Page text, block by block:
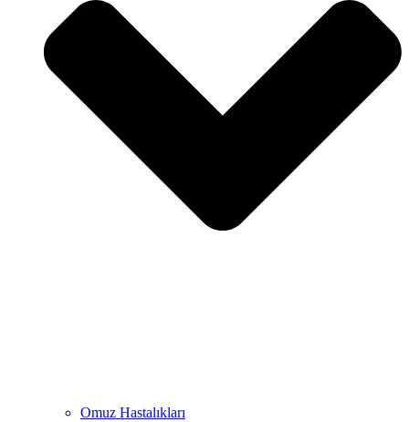
Omuz Hastalıkları